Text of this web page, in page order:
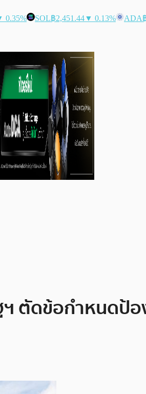
0.35% SOL฿2,451.44▼ 0.13% ADA
ฯ ตัดข้อกำหนดป้